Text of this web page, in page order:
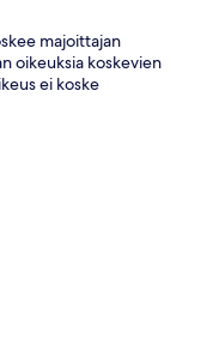
majoittajan
oikeuksia koskevien
ei koske